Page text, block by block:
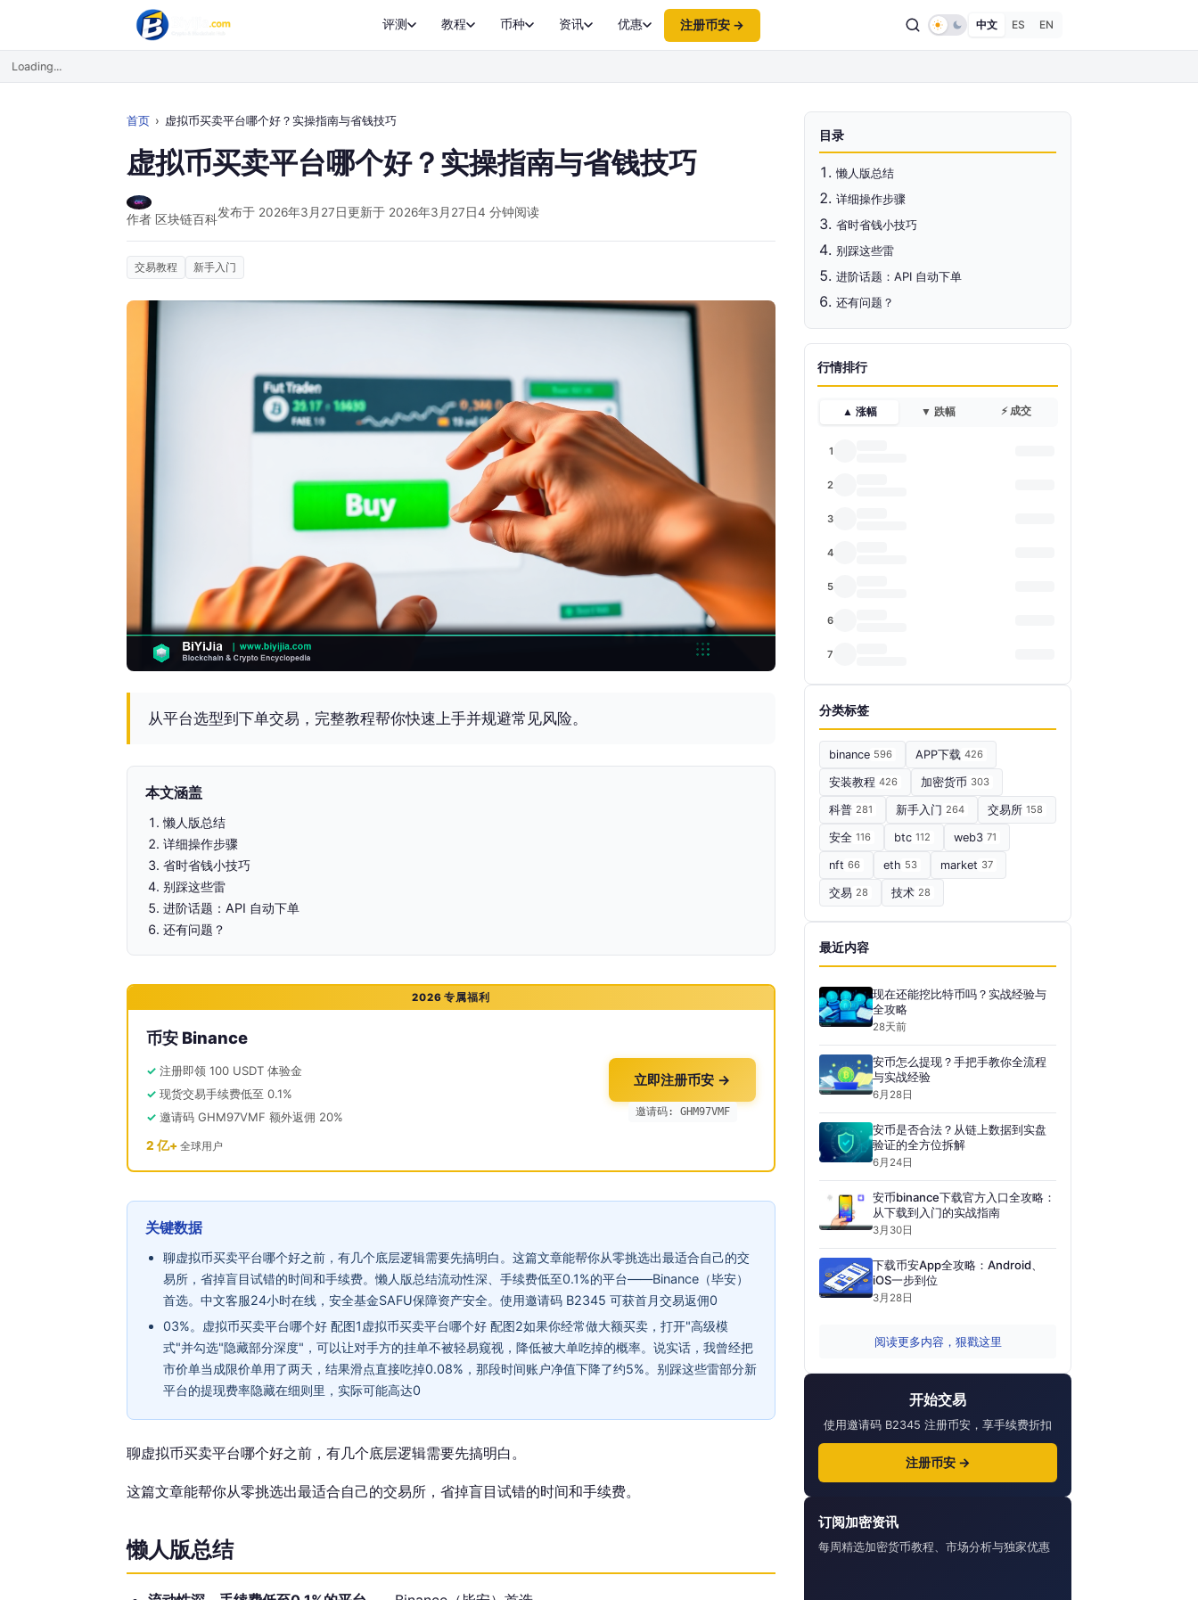
评测 教程 币种 资讯 优惠 注册币安 → 中文 ES EN
Loading...
首页 虚拟币买卖平台哪个好？实操指南与省钱技巧
虚拟币买卖平台哪个好？实操指南与省钱技巧
作者 区块链百科发布于 2026年3月27日更新于 2026年3月27日4 分钟阅读
交易教程 新手入门
从平台选型到下单交易，完整教程帮你快速上手并规避常见风险。
本文涵盖
懒人版总结
详细操作步骤
省时省钱小技巧
别踩这些雷
进阶话题：API 自动下单
还有问题？
2026 专属福利
币安 Binance
注册即领 100 USDT 体验金
现货交易手续费低至 0.1%
邀请码 GHM97VMF 额外返佣 20%
2 亿+ 全球用户
立即注册币安 →
邀请码: GHM97VMF
关键数据
聊虚拟币买卖平台哪个好之前，有几个底层逻辑需要先搞明白。这篇文章能帮你从零挑选出最适合自己的交
易所，省掉盲目试错的时间和手续费。懒人版总结流动性深、手续费低至0.1%的平台——Binance（毕安）
首选。中文客服24小时在线，安全基金SAFU保障资产安全。使用邀请码 B2345 可获首月交易返佣0
03%。虚拟币买卖平台哪个好 配图1虚拟币买卖平台哪个好 配图2如果你经常做大额买卖，打开"高级模
式"并勾选"隐藏部分深度"，可以让对手方的挂单不被轻易窥视，降低被大单吃掉的概率。说实话，我曾经把
市价单当成限价单用了两天，结果滑点直接吃掉0.08%，那段时间账户净值下降了约5%。别踩这些雷部分新
平台的提现费率隐藏在细则里，实际可能高达0
聊虚拟币买卖平台哪个好之前，有几个底层逻辑需要先搞明白。
这篇文章能帮你从零挑选出最适合自己的交易所，省掉盲目试错的时间和手续费。
懒人版总结
目录
懒人版总结
详细操作步骤
省时省钱小技巧
别踩这些雷
进阶话题：API 自动下单
还有问题？
行情排行
▲ 涨幅 ▼ 跌幅 ⚡ 成交
1
2
3
4
5
6
7
分类标签
binance 596 APP下载 426
安装教程 426 加密货币 303
科普 281 新手入门 264 交易所 158
安全 116 btc 112 web3 71
nft 66 eth 53 market 37
交易 28 技术 28
最近内容
现在还能挖比特币吗？实战经验与
全攻略
28天前
安币怎么提现？手把手教你全流程
与实战经验
6月28日
安币是否合法？从链上数据到实盘
验证的全方位拆解
6月24日
安币binance下载官方入口全攻略：
从下载到入门的实战指南
3月30日
下载币安App全攻略：Android、
iOS一步到位
3月28日
阅读更多内容，狠戳这里
开始交易
使用邀请码 B2345 注册币安，享手续费折扣
注册币安 →
订阅加密资讯
每周精选加密货币教程、市场分析与独家优惠